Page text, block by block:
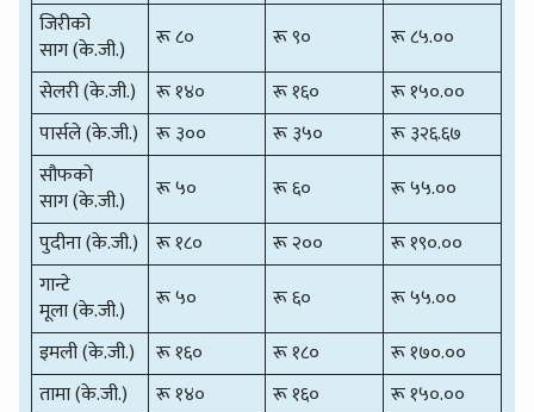
जिरीको
साग (के.जी.)
रू ८० रू ९०
रू ८५.००
सेलरी (के.जी.)
रू १४० रू १६०
रू १५०.००
पार्सले (के.जी.) रू ३०० रू ३५०
रू ३२६.६७
सौफको
साग (के.जी.)
रू ५० रू ६०
रू ५५.००
पुदीना (के.जी.) रू १८० रू २००
रू १९०.००
गान्टे
मूला (के.जी.)
रू ५० रू ६०
रू ५५.००
इमली (के.जी.)
रू १६० रू १८०
रू १७०.००
तामा (के.जी.)
रू १४० रू १६०
रू १५०.००